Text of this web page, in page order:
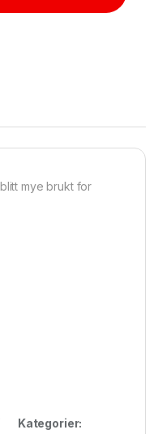
mye brukt for
Kategorier: